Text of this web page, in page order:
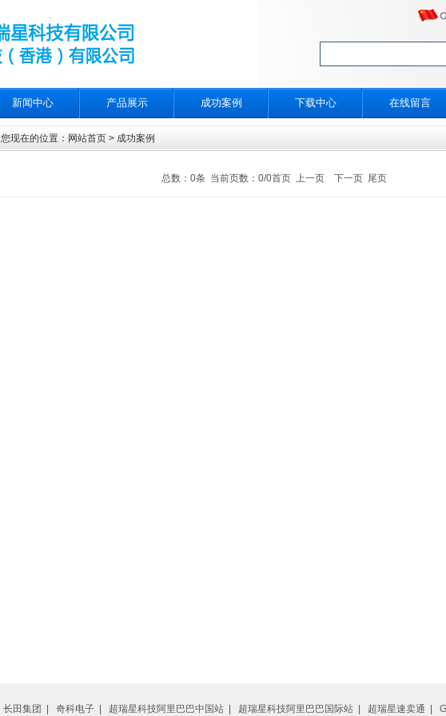
新闻中心 产品展示 成功案例 下载中心 在线留言
您现在的位置： 网站首页 > 成功案例
总数：0条 当前页数： 0/0首页 上一页 下一页 尾页
长田集团 奇科电子| 超瑞星科技阿里巴巴中国站| 超瑞星科技阿里巴巴国际站| 超瑞星速卖通